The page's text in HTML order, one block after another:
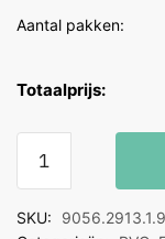
Aantal pakken:
Totaalprijs:
PVC
Harbour
SKU:
9056.2913.1.9